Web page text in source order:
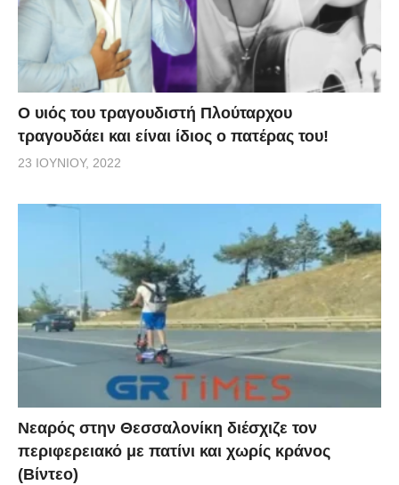
O υιός του τραγουδιστή Πλούταρχου
τραγουδάει και είναι ίδιος ο πατέρας του!
23 ΙΟΥΝΊΟΥ, 2022
Νεαρός στην Θεσσαλονίκη διέσχιζε τον
περιφερειακό με πατίνι και χωρίς κράνος
(Βίντεο)